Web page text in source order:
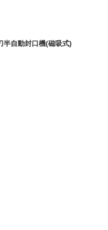
半自動封口機(磁吸式)